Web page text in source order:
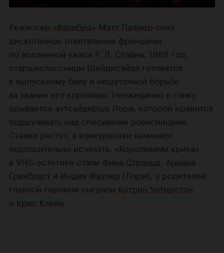
Режиссер «Калибра» Мэтт Палмер снял
дискотечное ответвление франшизы
по вселенной ужаса Р. Л. Стайна . 1988 год,
старшеклассницы Шейдисайда готовятся
к выпускному балу и нешуточной борьбе
за звание его королевы. Неожиданно в гонку
врывается аутсайдерша Лори, которой нравится
подшучивать над спесивыми ровесницами.
Ставки растут, а конкурентки начинают
подозрительно исчезать. «Королевами крика»
в VHS-эстетике стали Фина Страцца Ариана
Гринблатт и Индия Фаулер (Лори), а родителей
главной героини сыграли Кэтрин Уотерстон
и Крис Клейн